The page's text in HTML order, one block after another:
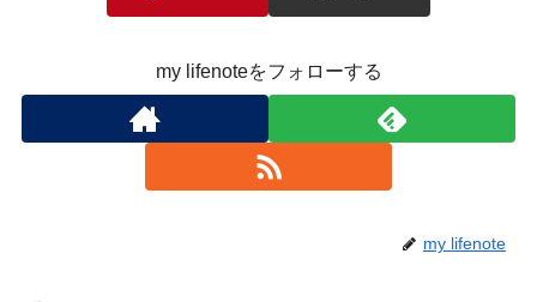
my lifenoteをフォローする
my lifenote